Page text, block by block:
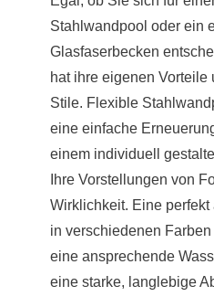
Stahlwandpool oder ein
Glasfaserbecken
hat ihre eigenen Vorteile
Stile. Flexible
eine einfache
einem individuell
Ihre Vorstellungen von
Wirklichkeit. Eine
in verschiedenen
eine ansprechende
eine starke, langlebige